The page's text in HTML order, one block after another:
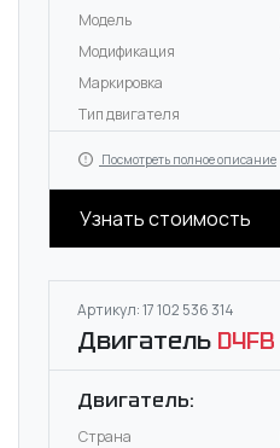
Модель
Модификация
Маркировка
Тип двигателя
Посмотреть полное описание
Узнать стоимость
Артикул: 17 102 536 314
Двигатель D4FB
Двигатель:
Страна